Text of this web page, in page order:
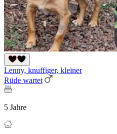
Lenny, knuffiger, kleiner
Rüde wartet
5 Jahre